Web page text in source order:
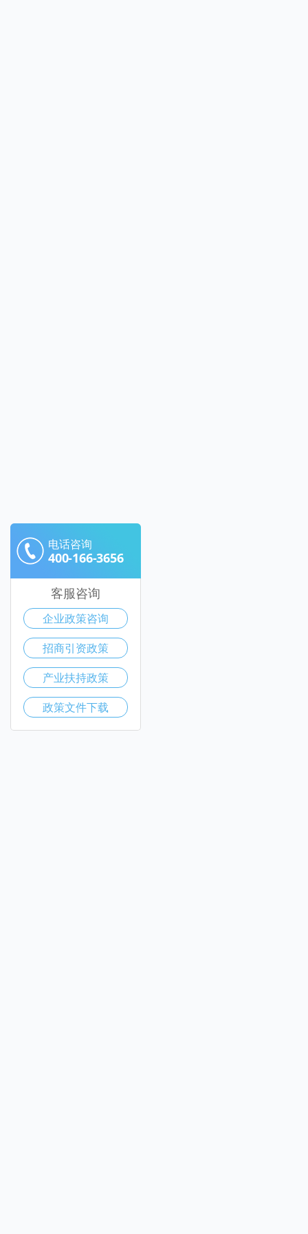
电话咨询
400-166-3656
客服咨询
企业政策咨询
招商引资政策
产业扶持政策
政策文件下载